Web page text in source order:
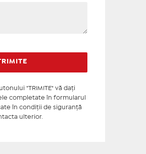
"TRIMITE" vă daţi
completate în formularul
în condiţii de siguranţă
ulterior.